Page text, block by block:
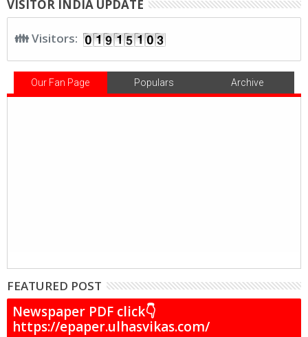
VISITOR INDIA UPDATE
👪 Visitors:
Our Fan Page Populars Archive
FEATURED POST
Newspaper PDF click👇
https://epaper.ulhasvikas.com/